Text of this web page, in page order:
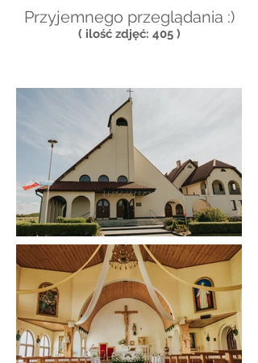
Przyjemnego przeglądania :)
( ilość zdjęć: 405 )